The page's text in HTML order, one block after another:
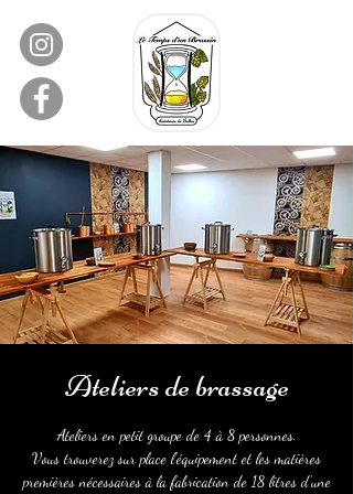
Ateliers de brassage
Ateliers en petit groupe de 4 à 8 personnes.
Vous trouverez sur place l'équipement et les matières
premières nécessaires à la fabrication de 18 litres d'une